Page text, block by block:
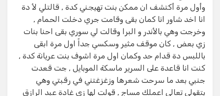
وأول مرة أكتشف ان ممكن بنت تهيجني كدة , قالتلي لأ دة
انا اخد شاور انا كمان بقى وقامت جري دخلت الحمام ,
وخرجت وهي بالأندر و البرا وقالت لي سوري بقى احنا بنات
زي بعض , كان موقف مثير وسكسي جداً اول مرة ابقى
باللبس دة قدام حد وكمان اول مرة اشوف بنت عريانة كدة ,
كنت انا قاعدة على السرير ماسكة الموبايل , جت قعدت
جنبي بعد ما سرحت شعرها وزغزغتني في رقبتي وهي
بتقولي تعالي اعملك مساج , قولت لها زي غادة عبد الرازق